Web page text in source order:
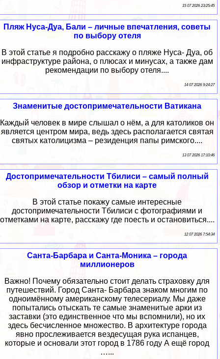
15 07 2026 23:25:45
Пляж Нуса-Дуа, Бали – личные впечатления, советы
по выбору отеля
В этой статье я подробно расскажу о пляже Нуса- Дуа, об
инфраструктуре района, о плюсах и минусах, а также дам
рекомендации по выбору отеля....
14 07 2026 9:24:27
Знаменитые достопримечательности Ватикана
Каждый человек в мире слышал о нём, а для католиков он
является центром мира, ведь здесь располагается святая
святых католицизма – резиденция папы римского....
13 07 2026 17:10:46
Достопримечательности Тбилиси – самый полный
обзор и отметки на карте
В этой статье покажу самые интересные
достопримечательности Тбилиси с фотографиями и
отметками на карте, расскажу где поесть и остановиться....
12 07 2026 7:54:34
Санта-Барбара и Санта-Моника – города
миллионеров
Важно! Почему обязательно стоит делать страховку для
путешествий. Город Санта- Барбара знаком многим по
одноимённому американскому телесериалу. Мы даже
попытались отыскать те самые знаменитые арки из
заставки (это единственное что мы вспомнили), но их
здесь бесчисленное множество. В архитектуре города
явно прослеживается вездесущая рука испанцев,
которые и основали этот город в 1786 году А ещё город
…...